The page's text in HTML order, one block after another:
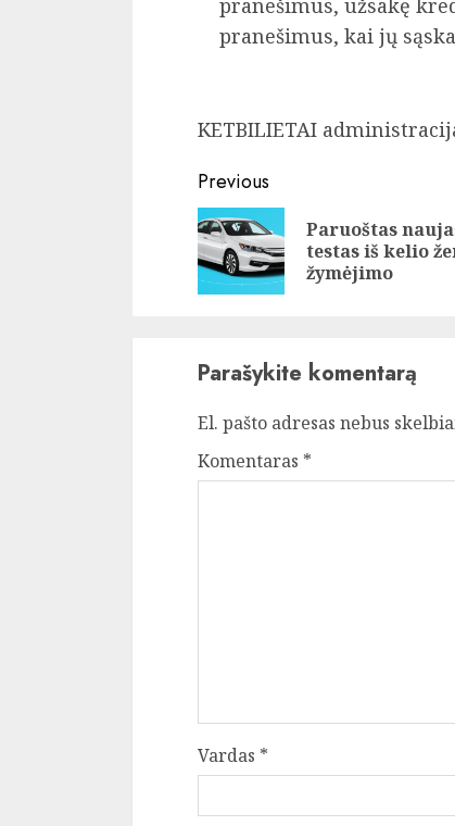
pranešimus, kai jų
KETBILIETAI
Continue
Reading
Previous
Paruoštas
testas iš kelio
žymėjimo
Parašykite komentarą
El. pašto adresas nebus
Komentaras *
Vardas *